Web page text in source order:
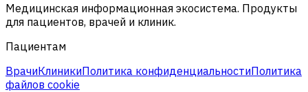
Медицинская информационная экосистема. Продукты
для пациентов, врачей и клиник.
Пациентам
ВрачиКлиникиПолитика конфиденциальностиПолитика
файлов cookie